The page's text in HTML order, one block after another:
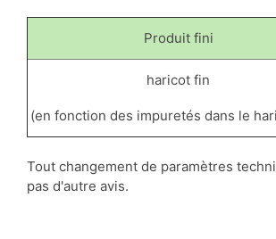
Produit fini
haricot fin
(en fonction des impuretés dans le
Tout changement de paramètres
pas d'autre avis.